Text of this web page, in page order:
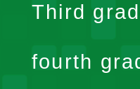
Third
fourth